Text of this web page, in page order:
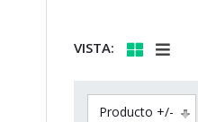
VISTA:
Producto +/-